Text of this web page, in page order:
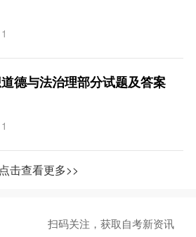
德与法治理部分试题及答案
点击查看更多>>
扫码关注，获取自考新资讯